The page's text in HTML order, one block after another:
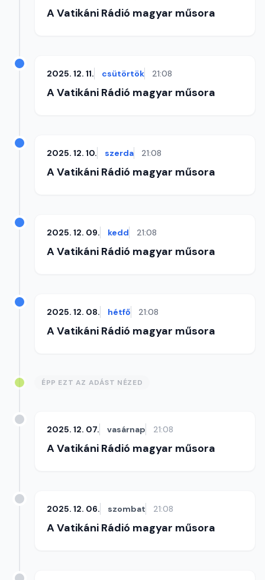
A Vatikáni Rádió magyar műsora
2025. 12. 11. csütörtök 21:08
A Vatikáni Rádió magyar műsora
2025. 12. 10. szerda 21:08
A Vatikáni Rádió magyar műsora
2025. 12. 09. kedd 21:08
A Vatikáni Rádió magyar műsora
2025. 12. 08. hétfő 21:08
A Vatikáni Rádió magyar műsora
ÉPP EZT AZ ADÁST NÉZED
2025. 12. 07. vasárnap 21:08
A Vatikáni Rádió magyar műsora
2025. 12. 06. szombat 21:08
A Vatikáni Rádió magyar műsora